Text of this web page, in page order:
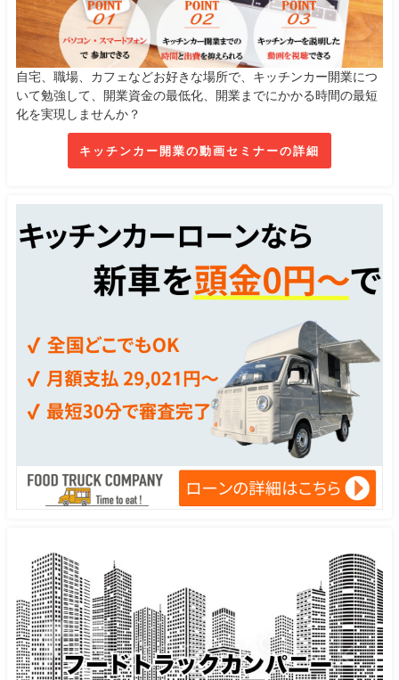
自宅、職場、カフェなどお好きな場所で、キッチンカー開業につ
いて勉強して、開業資金の最低化、開業までにかかる時間の最短
化を実現しませんか？
キッチンカー開業の動画セミナーの詳細